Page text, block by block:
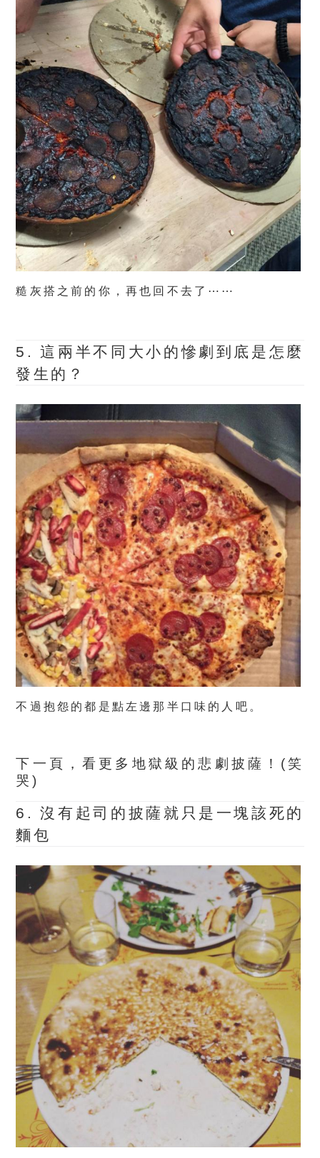
糙灰搭之前的你，再也回不去了⋯⋯
5. 這兩半不同大小的慘劇到底是怎麼
發生的？
不過抱怨的都是點左邊那半口味的人吧。
下一頁，看更多地獄級的悲劇披薩！(笑
哭)
6. 沒有起司的披薩就只是一塊該死的
麵包